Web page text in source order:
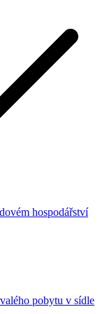
hospodářství
pobytu v sídle